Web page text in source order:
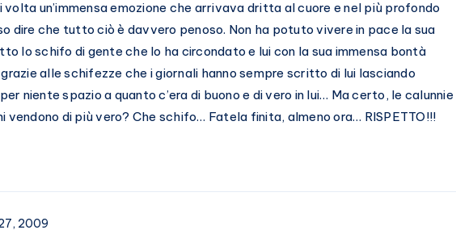
volta un’immensa emozione che arrivava dritta al cuore e nel più profondo
dire che tutto ciò è davvero penoso. Non ha potuto vivere in pace la sua
lo schifo di gente che lo ha circondato e lui con la sua immensa bontà
alle schifezze che i giornali hanno sempre scritto di lui lasciando
niente spazio a quanto c’era di buono e di vero in lui… Ma certo, le calunnie
vendono di più vero? Che schifo… Fatela finita, almeno ora… RISPETTO!!!
2009